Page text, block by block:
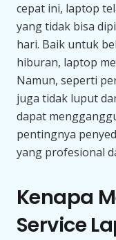
cepat ini, laptop
yang tidak bisa
hari. Baik untuk
hiburan, laptop
Namun, seperti
juga tidak luput
dapat
pentingnya
yang profesional
Kenapa
Service